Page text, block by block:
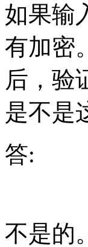
如果输
有加密
后，验
是不是
答:
不是的